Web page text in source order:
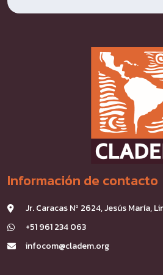
Información de contacto
Jr. Caracas Nº 2624, Jesús María,
+51 961 234 063
infocom@cladem.org